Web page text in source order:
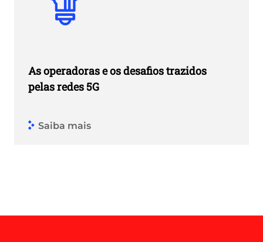
As operadoras e os desafios trazidos
pelas redes 5G
Saiba mais